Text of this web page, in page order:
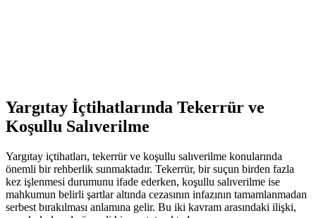
Yargıtay İçtihatlarında Tekerrür ve
Koşullu Salıverilme
Yargıtay içtihatları, tekerrür ve koşullu salıverilme⁣ konularında
önemli bir ⁣rehberlik​ sunmaktadır. Tekerrür,‌ bir suçun birden fazla
kez işlenmesi⁣ durumunu ifade ederken, koşullu salıverilme ⁣ise
mahkumun belirli şartlar⁣ altında cezasının infazının tamamlanmadan
serbest ⁤bırakılması anlamına gelir. Bu iki kavram arasındaki ilişki,